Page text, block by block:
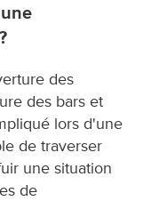
des
des bars et
lors d'une
de traverser
une situation
de